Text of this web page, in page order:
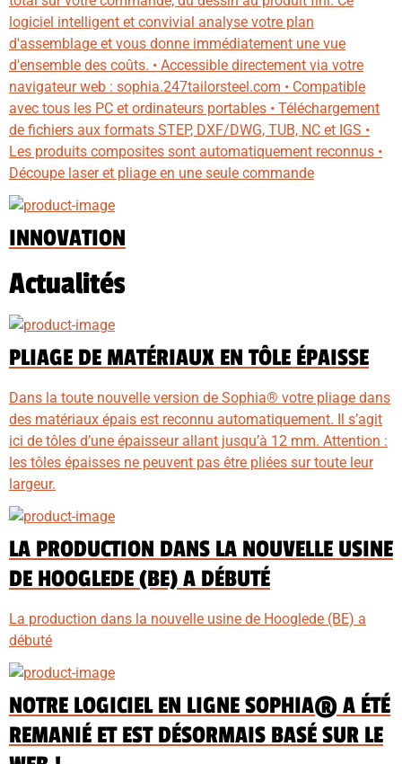
logiciel intelligent et convivial analyse votre plan
d'assemblage et vous donne immédiatement une vue
d'ensemble des coûts. • Accessible directement via votre
navigateur web : sophia.247tailorsteel.com • Compatible
avec tous les PC et ordinateurs portables • Téléchargement
de fichiers aux formats STEP, DXF/DWG, TUB, NC et IGS •
Les produits composites sont automatiquement reconnus •
Découpe laser et pliage en une seule commande
INNOVATION
Actualités
PLIAGE DE MATÉRIAUX EN TÔLE ÉPAISSE
Dans la toute nouvelle version de Sophia® votre pliage dans
des matériaux épais est reconnu automatiquement. Il s’agit
ici de tôles d’une épaisseur allant jusqu’à 12 mm. Attention :
les tôles épaisses ne peuvent pas être pliées sur toute leur
largeur.
LA PRODUCTION DANS LA NOUVELLE USINE
DE HOOGLEDE (BE) A DÉBUTÉ
La production dans la nouvelle usine de Hooglede (BE) a
débuté
NOTRE LOGICIEL EN LIGNE SOPHIA® A ÉTÉ
REMANIÉ ET EST DÉSORMAIS BASÉ SUR LE